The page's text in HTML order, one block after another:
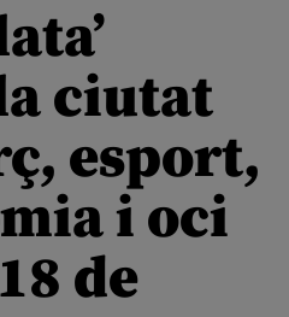
ciutat
esport,
i oci
de